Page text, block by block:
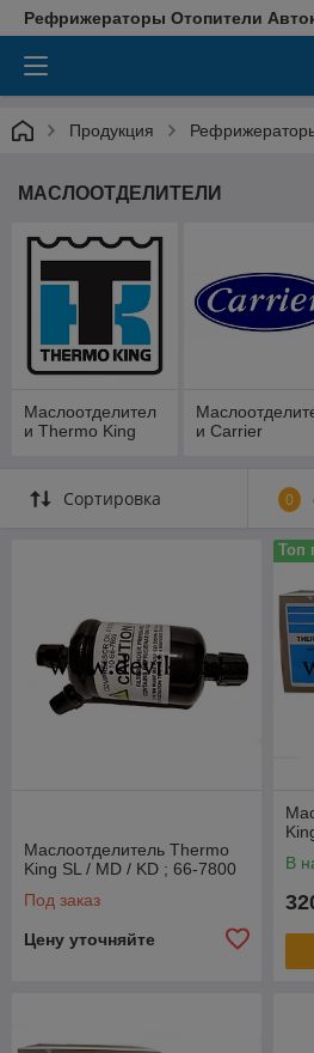
Рефрижераторы Отопители
Продукция
МАСЛООТДЕЛИТЕЛИ
Маслоотделител
и Thermo King
и Carrier
Сортировка 0
Маслоотделитель Thermo
King SL / MD / KD ; 66-7800
Под заказ
Цену уточняйте
Топ
В